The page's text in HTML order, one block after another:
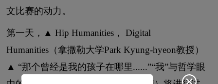
文比赛的动力。
第一天，▲ Hip Humanities， Digital
Humanities（拿撒勒大学Park Kyung-hyeon教授）
▲ “那个曾经是我的孩子在哪里......”“我”与哲学眼